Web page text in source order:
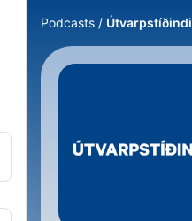
Podcasts Útvarpstíðindi